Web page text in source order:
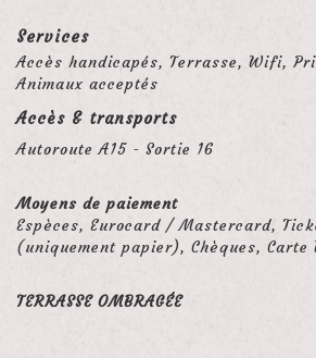
Services
Accès handicapés, Terrasse, Wifi,
Animaux acceptés
Accès & transports
Autoroute A15 - Sortie 16
Moyens de paiement
Espèces, Eurocard / Mastercard,
(uniquement papier), Chèques, Carte
TERRASSE OMBRAGÉE